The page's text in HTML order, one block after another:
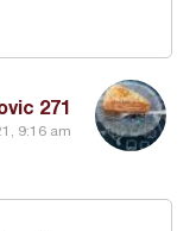
271
9:16 am